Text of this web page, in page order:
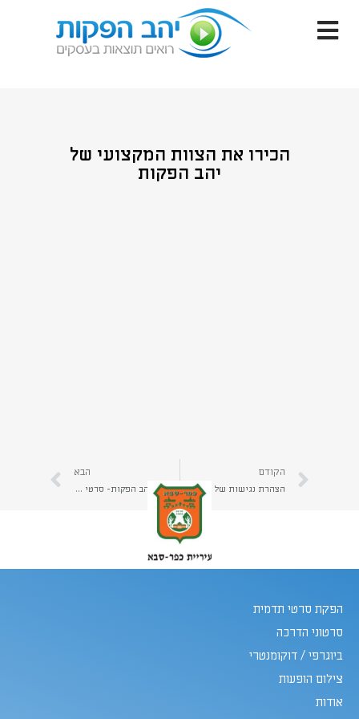
הכירו את הצוות המקצועי של
יהב הפקות
הקודם
הצהרת נגישות של אתר יהב הפקות
הבא
עשור ליהב הפקות- סרטי תדמית לעסקים | קראו כאן על היתרונות ללקוחות מצוות מקצועי שפועל יחד כבר מעל 10 שנים
הפקת סרטי תדמית
סרטוני הדרכה
ביוגרפי / דוקומנטרי
צילום הופעות
אודות